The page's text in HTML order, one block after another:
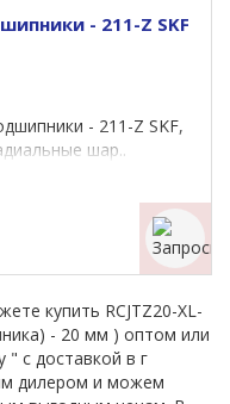
- 211-Z SKF
- 211-Z SKF,
шар..
купить RCJTZ20-XL-
- 20 мм ) оптом или
" с доставкой в г
дилером и можем